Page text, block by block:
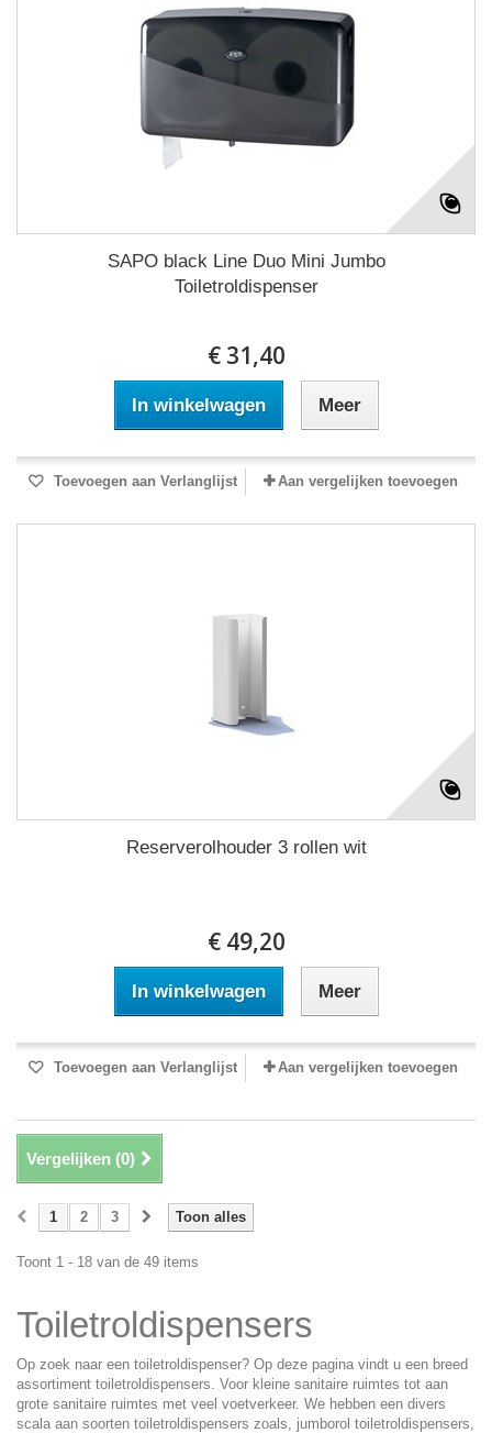
SAPO black Line Duo Mini Jumbo
Toiletroldispenser
€ 31,40
In winkelwagen Meer
Toevoegen aan Verlanglijst Aan vergelijken toevoegen
Reserverolhouder 3 rollen wit
€ 49,20
In winkelwagen Meer
Toevoegen aan Verlanglijst Aan vergelijken toevoegen
Vergelijken (0)
Toon alles
1 2 3
Toont 1 - 18 van de 49 items
Toiletroldispensers
Op zoek naar een toiletroldispenser? Op deze pagina vindt u een breed
assortiment toiletroldispensers. Voor kleine sanitaire ruimtes tot aan
grote sanitaire ruimtes met veel voetverkeer. We hebben een divers
scala aan soorten toiletroldispensers zoals, jumborol toiletroldispensers,